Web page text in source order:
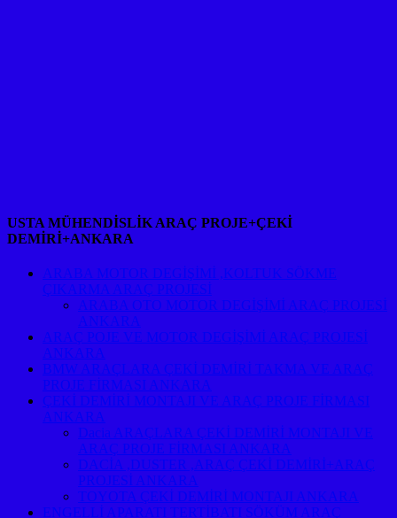
USTA MÜHENDİSLİK ARAÇ PROJE+ÇEKİ
DEMİRİ+ANKARA
ARABA MOTOR DEGİŞİMİ ,KOLTUK SÖKME
ÇIKARMA ARAÇ PROJESİ
ARABA OTO MOTOR DEGİŞİMİ ARAÇ PROJESİ
ANKARA
ARAÇ POJE VE MOTOR DEGİŞİMİ ARAÇ PROJESİ
ANKARA
BMW ARAÇLARA ÇEKİ DEMİRİ TAKMA VE ARAÇ
PROJE FİRMASI ANKARA
ÇEKİ DEMİRİ MONTAJI VE ARAÇ PROJE FİRMASI
ANKARA
Dacia ARAÇLARA ÇEKİ DEMİRİ MONTAJI VE
ARAÇ PROJE FİRMASI ANKARA
DACİA ,DUSTER ,ARAÇ ÇEKİ DEMİRİ+ARAÇ
PROJESİ ANKARA
TOYOTA ÇEKİ DEMİRİ MONTAJI ANKARA
ENGELLİ APARATI TERTİBATI SÖKÜM ARAÇ